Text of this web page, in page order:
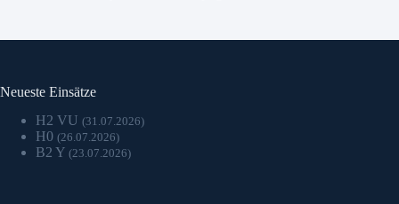
Neueste Einsätze
H2 VU (31.07.2026)
H0 (26.07.2026)
B2 Y (23.07.2026)